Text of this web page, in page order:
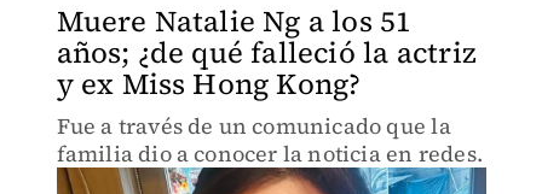
Muere Natalie Ng a los 51
años; ¿de qué falleció la actriz
y ex Miss Hong Kong?
Fue a través de un comunicado que la
familia dio a conocer la noticia en redes.